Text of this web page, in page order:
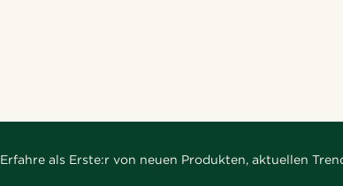
Erfahre als Erste:r von neuen Produkten, aktuellen